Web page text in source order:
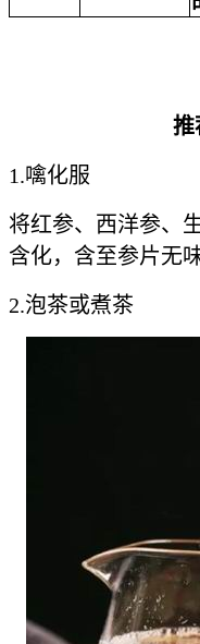
推
1.噙化服
将红参、西洋参、
含化，含至参片无
2.泡茶或煮茶